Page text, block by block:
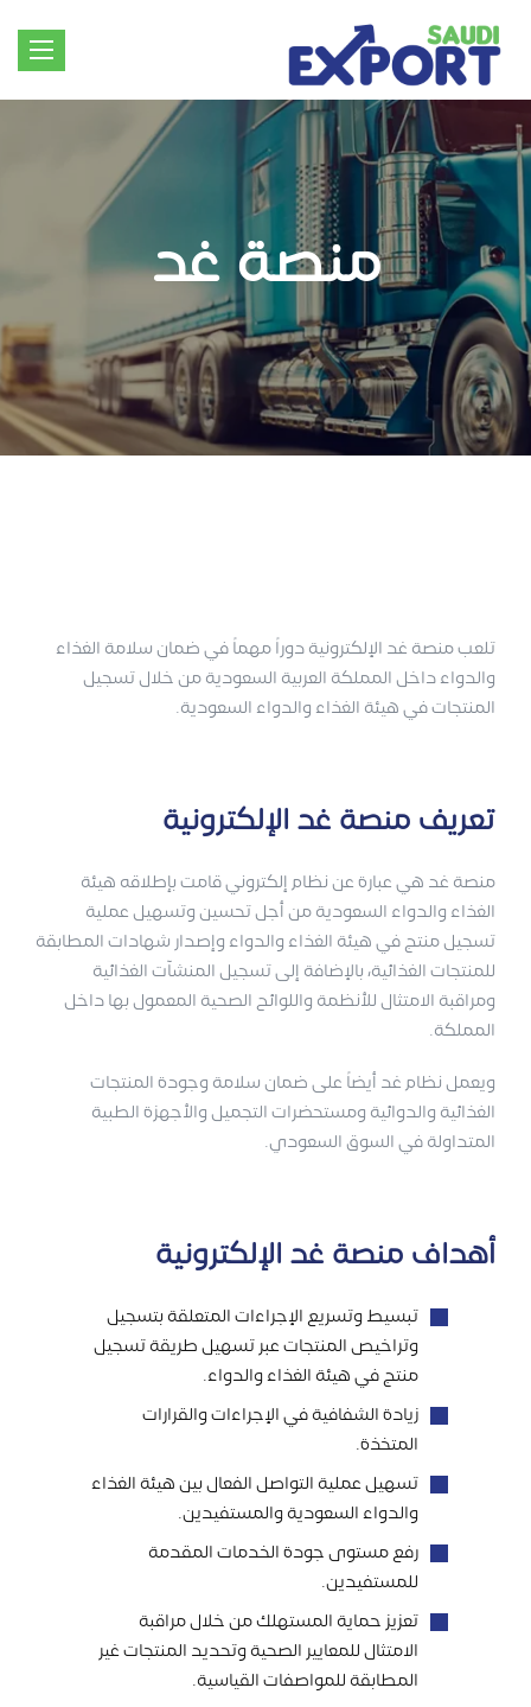
منصة غد
تلعب منصة غد الإلكترونية دوراً مهماً في ضمان سلامة الغذاء
والدواء داخل المملكة العربية السعودية من خلال تسجيل
المنتجات في هيئة الغذاء والدواء السعودية.
تعريف منصة غد الإلكترونية
منصة غد هي عبارة عن نظام إلكتروني قامت بإطلاقه هيئة
الغذاء والدواء السعودية من أجل تحسين وتسهيل عملية
تسجيل منتج في هيئة الغذاء والدواء وإصدار شهادات المطابقة
للمنتجات الغذائية، بالإضافة إلى تسجيل المنشآت الغذائية
ومراقبة الامتثال للأنظمة واللوائح الصحية المعمول بها داخل
المملكة.
ويعمل نظام غد أيضاً على ضمان سلامة وجودة المنتجات
الغذائية والدوائية ومستحضرات التجميل والأجهزة الطبية
المتداولة في السوق السعودي.
أهداف منصة غد الإلكترونية
تبسيط وتسريع الإجراءات المتعلقة بتسجيل
وتراخيص المنتجات عبر تسهيل طريقة تسجيل
منتج في هيئة الغذاء والدواء.
زيادة الشفافية في الإجراءات والقرارات
المتخذة.
تسهيل عملية التواصل الفعال بين هيئة الغذاء
والدواء السعودية والمستفيدين.
رفع مستوى جودة الخدمات المقدمة
للمستفيدين.
تعزيز حماية المستهلك من خلال مراقبة
الامتثال للمعايير الصحية وتحديد المنتجات غير
المطابقة للمواصفات القياسية.